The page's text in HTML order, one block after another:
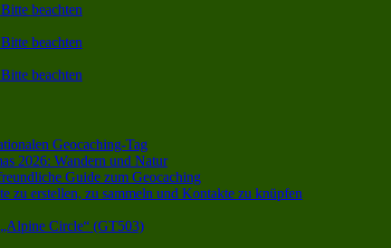
beachten
beachten
beachten
Geocaching-Tag
2026: Wandern und Natur
Guide zum Geocaching
zu erstellen, zu sammeln und Kontakte zu knüpfen
Circle“ (GT503)